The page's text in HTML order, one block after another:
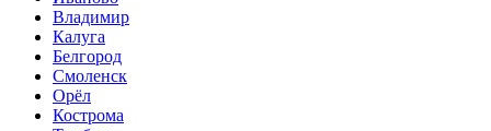
Владимир
Калуга
Белгород
Смоленск
Орёл
Кострома